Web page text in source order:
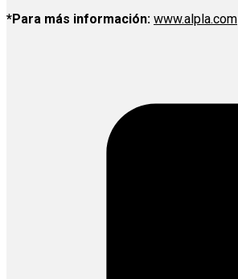
*Para más información: www.alpla.com